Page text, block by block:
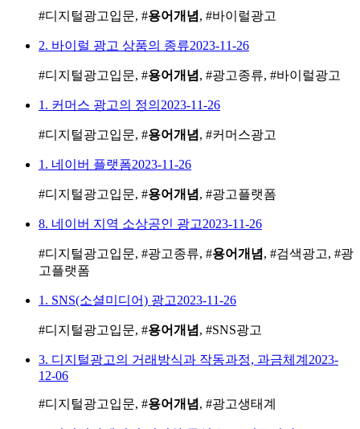
#디지털광고입문, #용어개념, #바이럴광고
2. 바이럴 광고 상품의 종류2023-11-26
#디지털광고입문, #용어개념, #광고종류, #바이럴광고
1. 커머스 광고의 정의 2023-11-26
#디지털광고입문, #용어개념, #커머스광고
1. 네이버 플랫폼2023-11-26
#디지털광고입문, #용어개념, #광고플랫폼
8. 네이버 지역 소상공인 광고2023-11-26
#디지털광고입문, #광고종류, #용어개념, #검색광고, #광
고플랫폼
1. SNS(소셜미디어) 광고2023-11-26
#디지털광고입문, #용어개념, #SNS광고
3. 디지털광고의 거래방식과 작동과정, 과금체계 2023-
12-06
#디지털광고입문, #용어개념, #광고생태계